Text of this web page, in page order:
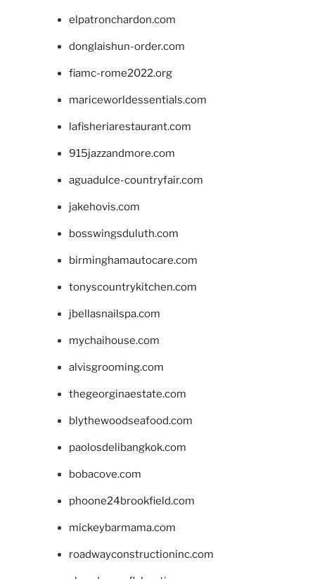
elpatronchardon.com
donglaishun-order.com
fiamc-rome2022.org
mariceworldessentials.com
lafisheriarestaurant.com
915jazzandmore.com
aguadulce-countryfair.com
jakehovis.com
bosswingsduluth.com
birminghamautocare.com
tonyscountrykitchen.com
jbellasnailspa.com
mychaihouse.com
alvisgrooming.com
thegeorginaestate.com
blythewoodseafood.com
paolosdelibangkok.com
bobacove.com
phoone24brookfield.com
mickeybarmama.com
roadwayconstructioninc.com